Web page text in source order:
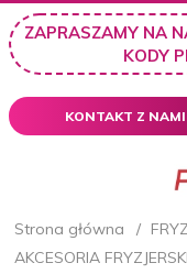
ZAPRASZAMY NA
KODY
KONTAKT Z NAMI
Strona główna
AKCESORIA